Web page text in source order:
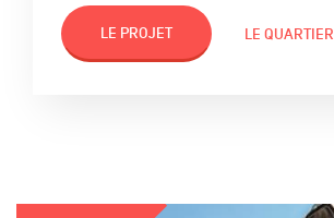
LE PROJET LE QUARTIER